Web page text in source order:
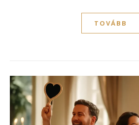
TOVÁBB